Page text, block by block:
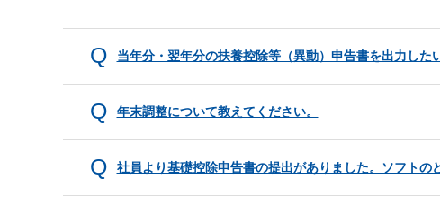
当年分・翌年分の扶養控除等（異動）申告書を出力したい
年末調整について教えてください。
社員より基礎控除申告書の提出がありました。ソフトの